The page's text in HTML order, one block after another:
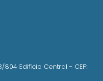
804 Edifício Central - CEP: